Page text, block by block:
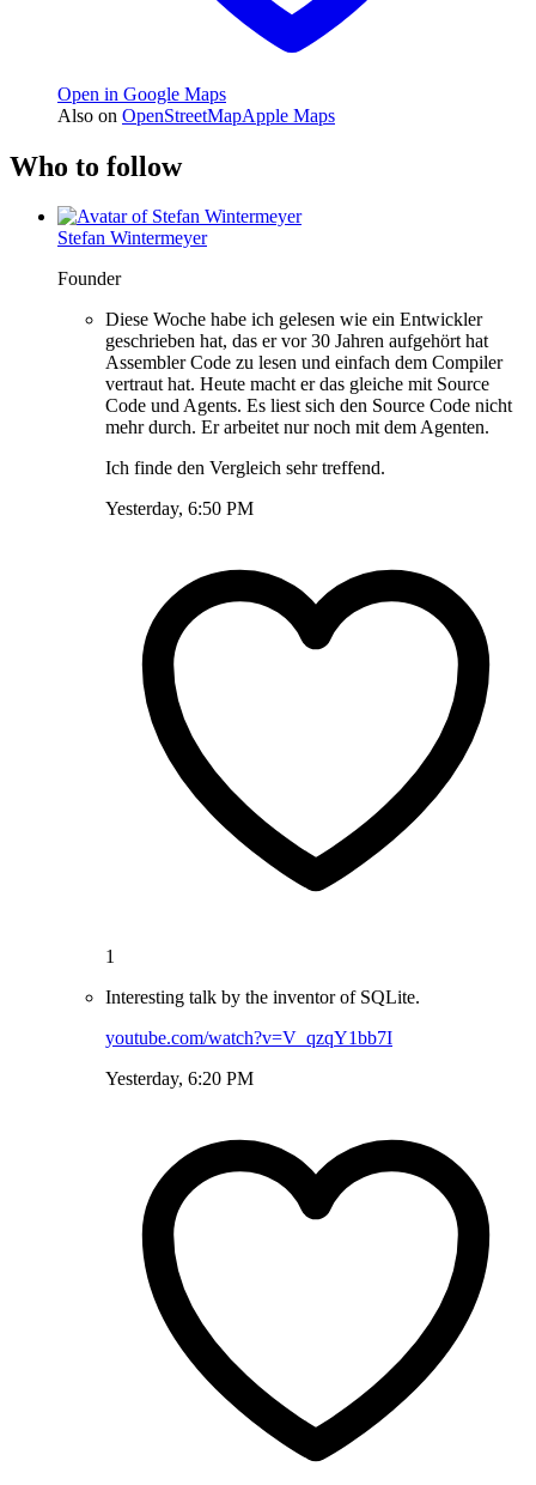
Open in Google Maps
Also on OpenStreetMapApple Maps
Who to follow
Stefan Wintermeyer
Founder
Diese Woche habe ich gelesen wie ein Entwickler
geschrieben hat, das er vor 30 Jahren aufgehört hat
Assembler Code zu lesen und einfach dem Compiler
vertraut hat. Heute macht er das gleiche mit Source
Code und Agents. Es liest sich den Source Code nicht
mehr durch. Er arbeitet nur noch mit dem Agenten.
Ich finde den Vergleich sehr treffend.
Yesterday, 6:50 PM
1
Interesting talk by the inventor of SQLite.
youtube.com/watch?v=V_qzqY1bb7I
Yesterday, 6:20 PM